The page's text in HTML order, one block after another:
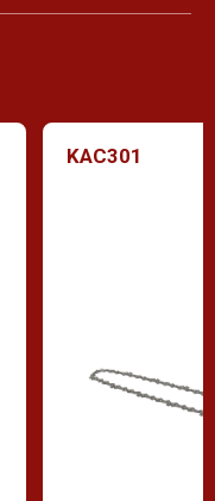
KAC301